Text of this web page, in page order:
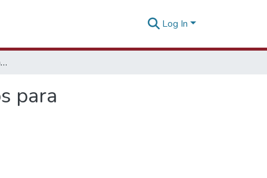
Log In
Manual de Buenas Prácticas de Gestión de Servicios para Establecimientos de Hospedaje
para